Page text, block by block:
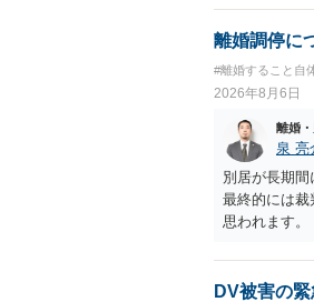
離婚調停に
#離婚すること自
2026年8月6日
離婚
泉 亮
別居が長期
最終的には裁
思われます
の離婚に固
ありますので
DV被害の